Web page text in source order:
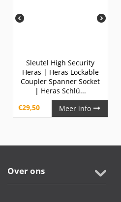
Sleutel High Security
Heras | Heras Lockable
Coupler Spanner Socket
| Heras Schlü...
€29,50 Meer info
Over ons